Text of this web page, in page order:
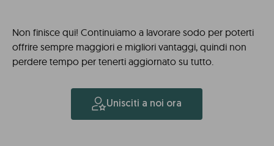
Non finisce qui! Continuiamo a lavorare sodo per poterti
offrire sempre maggiori e migliori vantaggi, quindi non
perdere tempo per tenerti aggiornato su tutto.
Unisciti a noi ora